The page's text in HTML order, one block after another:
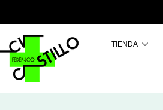
TIENDA